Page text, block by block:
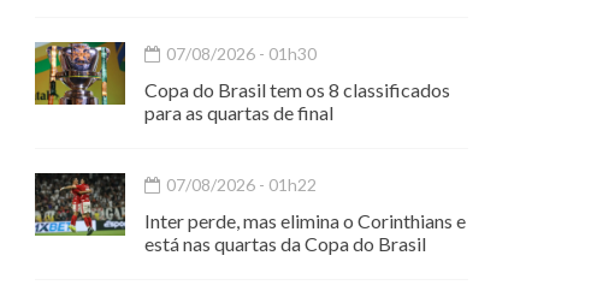
07/08/2026 - 01h30
Copa do Brasil tem os 8 classificados
para as quartas de final
07/08/2026 - 01h22
Inter perde, mas elimina o Corinthians e
está nas quartas da Copa do Brasil